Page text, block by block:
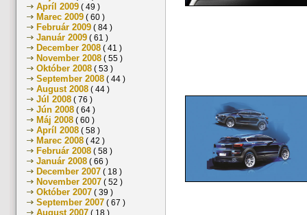
Apríl 2009 ( 49 )
Marec 2009 ( 60 )
Február 2009 ( 84 )
Január 2009 ( 61 )
December 2008 ( 41 )
November 2008 ( 55 )
Október 2008 ( 53 )
September 2008 ( 44 )
August 2008 ( 44 )
Júl 2008 ( 76 )
Jún 2008 ( 64 )
Máj 2008 ( 60 )
Apríl 2008 ( 58 )
Marec 2008 ( 42 )
Február 2008 ( 58 )
Január 2008 ( 66 )
December 2007 ( 18 )
November 2007 ( 52 )
Október 2007 ( 39 )
September 2007 ( 67 )
August 2007